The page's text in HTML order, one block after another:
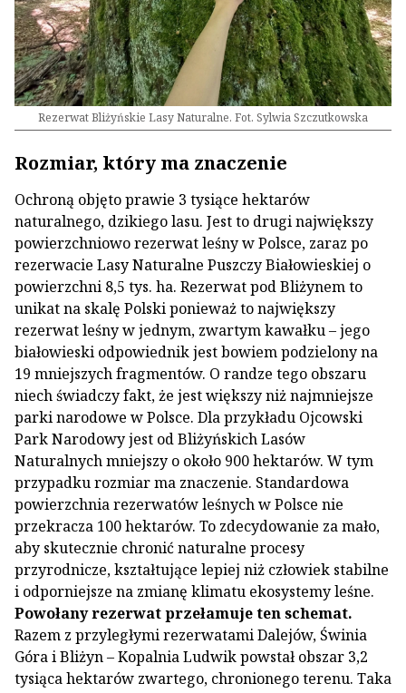
Rezerwat Bliżyńskie Lasy Naturalne. Fot. Sylwia Szczutkowska
Rozmiar, który ma znaczenie
Ochroną objęto prawie 3 tysiące hektarów
naturalnego, dzikiego lasu. Jest to drugi największy
powierzchniowo rezerwat leśny w Polsce, zaraz po
rezerwacie Lasy Naturalne Puszczy Białowieskiej o
powierzchni 8,5 tys. ha. Rezerwat pod Bliżynem to
unikat na skalę Polski ponieważ to największy
rezerwat leśny w jednym, zwartym kawałku – jego
białowieski odpowiednik jest bowiem podzielony na
19 mniejszych fragmentów. O randze tego obszaru
niech świadczy fakt, że jest większy niż najmniejsze
parki narodowe w Polsce. Dla przykładu Ojcowski
Park Narodowy jest od Bliżyńskich Lasów
Naturalnych mniejszy o około 900 hektarów. W tym
przypadku rozmiar ma znaczenie. Standardowa
powierzchnia rezerwatów leśnych w Polsce nie
przekracza 100 hektarów. To zdecydowanie za mało,
aby skutecznie chronić naturalne procesy
przyrodnicze, kształtujące lepiej niż człowiek stabilne
i odporniejsze na zmianę klimatu ekosystemy leśne.
Powołany rezerwat przełamuje ten schemat.
Razem z przyległymi rezerwatami Dalejów, Świnia
Góra i Bliżyn – Kopalnia Ludwik powstał obszar 3,2
tysiąca hektarów zwartego, chronionego terenu. Taka